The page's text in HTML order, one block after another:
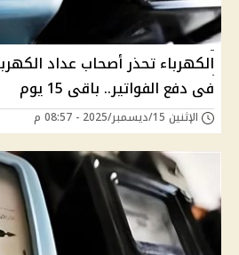
الكهرباء تحذر أصحاب عداد
فى دفع الفواتير.. باقى 15 يوم
الإثنين 15/ديسمبر/2025 - 08:57 م